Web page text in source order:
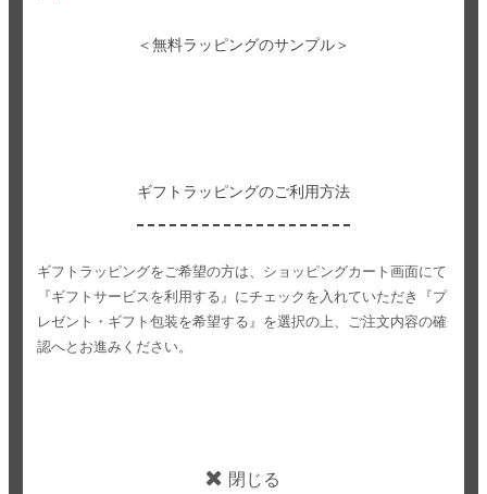
＜無料ラッピングのサンプル＞
ギフトラッピングのご利用方法
ギフトラッピングをご希望の方は、ショッピングカート画面にて
『ギフトサービスを利用する』にチェックを入れていただき
『プ
レゼント・ギフト包装を希望する』を選択の上、ご注文内容の確
認へとお進みください。
閉じる